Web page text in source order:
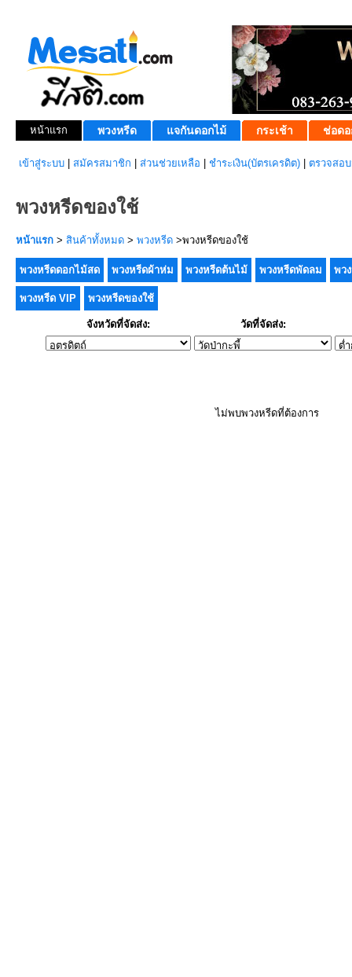
หน้าแรก พวงหรีด แจกันดอกไม้ กระเช้า ช่อดอ
เข้าสู่ระบบ สมัครสมาชิก ส่วนช่วยเหลือ ชำระเงิน(บัตรเครดิต) ตรวจสอ
พวงหรีดของใช้
หน้าแรก > สินค้าทั้งหมด > พวงหรีด >พวงหรีดของใช้
พวงหรีดดอกไม้สด พวงหรีดผ้าห่ม พวงหรีดต้นไม้ พวงหรีดพัดลม พว
พวงหรีด VIP พวงหรีดของใช้
จังหวัดที่จัดส่ง: วัดที่จัดส่ง:
ไม่พบพวงหรีดที่ต้องการ